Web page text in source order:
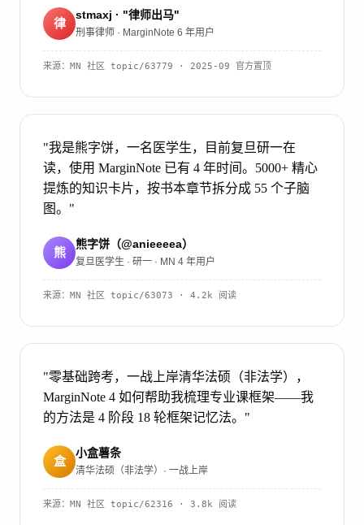
律
stmaxj · "律师出马"
刑事律师 · MarginNote 6 年用户
来源： MN 社区 topic/63779 · 2025-09 官方置顶
"我是熊字饼，一名医学生，目前复旦研一在
读，使用 MarginNote 已有 4 年时间。5000+ 精心
提炼的知识卡片，按书本章节拆分成 55 个子脑
图。"
熊
熊字饼（@anieeeea）
复旦医学生 · 研一 · MN 4 年用户
来源： MN 社区 topic/63073 · 4.2k 阅读
"零基础跨考，一战上岸清华法硕（非法学），
MarginNote 4 如何帮助我梳理专业课框架——我
的方法是 4 阶段 18 轮框架记忆法。"
盒
小盒薯条
清华法硕（非法学）· 一战上岸
来源： MN 社区 topic/62316 · 3.8k 阅读